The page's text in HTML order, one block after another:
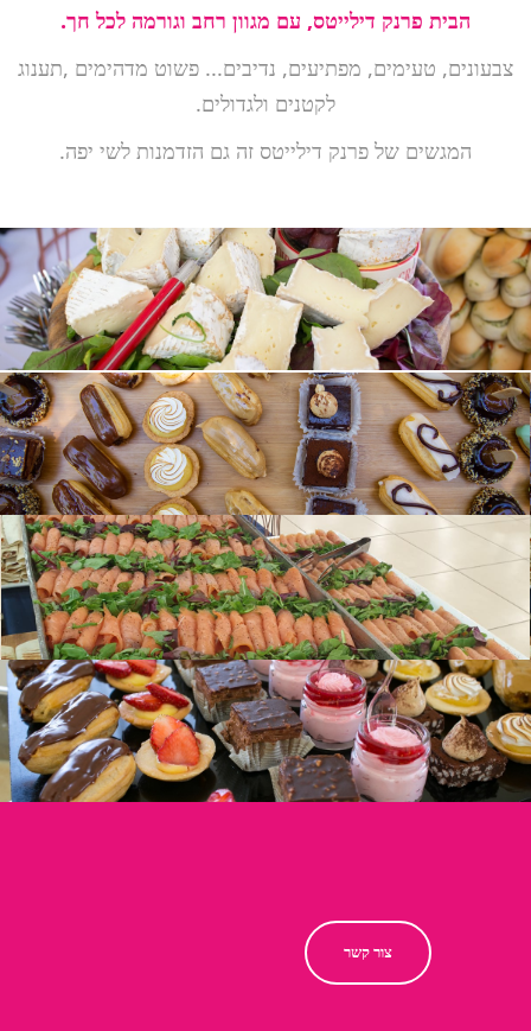
הבית פרנק דילייטס, עם מגוון רחב וגורמה לכל חך.
צבעונים, טעימים, מפתיעים, נדיבים... פשוט מדהימים ,תענוג
לקטנים ולגדולים.
המגשים של פרנק דילייטס זה גם הזדמנות לשי יפה.
צור קשר